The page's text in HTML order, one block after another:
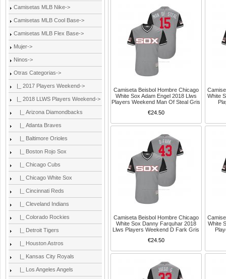
Camisetas MLB Nike->
Camisetas MLB Cool Base->
Camisetas MLB Flex Base->
Mujer->
Ninos->
Otras Categorias->
|_ 2017 Players Weekend->
|_ 2018 LLWS Players Weekend->
|_ Arizona Diamondbacks
|_ Atlanta Braves
|_ Baltimore Orioles
|_ Boston Rojo Sox
|_ Chicago Cubs
|_ Chicago White Sox
|_ Cincinnati Reds
|_ Cleveland Indians
|_ Colorado Rockies
|_ Detroit Tigers
|_ Houston Astros
|_ Kansas City Royals
|_ Los Angeles Angels
Camiseta Beisbol Hombre Chicago
White Sox Adam Engel 2018 Llws
Players Weekend Man Of Steal Gris
€24.50
White
Camiseta Beisbol Hombre Chicago
White Sox Danny Farquhar 2018
Llws Players Weekend D Fark Gris
€24.50
White